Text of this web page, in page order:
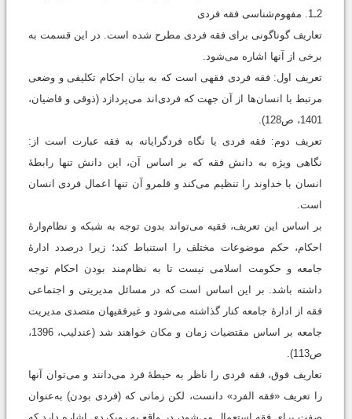
2ـ1. مفهوم‌شناسی فقه فردی
تعاریف گوناگونی برای فقه فردی مطرح شده است. در این قسمت به
برخی از آنها اشاره می‌شود.
تعریف اول: فقه فردی فقهی است که به بیان احکام تکلیفی و وضعی
مرتبط با انسان‌ها از آن ‌جهت که فردی‌اند می‌پردازد (ذوقی و قاضیان،
1401، ص128).
تعریف دوم: فقه فردی یا نگاه فردگرایانه به فقه عبارت است از:
نگاهی ویژه به دانش فقه که بر اساس آن، این دانش تنها رابطۀ
انسان با خداوند را تنظیم می‌کند و قلمرو آن تنها اعمال فردی انسان
است.
بر اساس این تعریف، فقیه می‌تواند بدون توجه به شبکه و نظام‌وارۀ
احکام، حکم موضوعات مختلف را استنباط کند؛ زیرا درصدد ادارۀ
جامعه و حکومت اسلامی نیست تا به نظام‌مند بودن احکام توجه
داشته باشد. بر این اساس است که در مسائل مدیریتی و اجتماعی
فقه از ادارۀ جامعه کنار گذاشته می‌شود و غیرفقیهان متصدی مدیریت
جامعه بر اساس مقتضیات زمان و مکان خواهند شد (عندلیب، 1396،
ص113).
تعاریف فوق، فقه فردی را ناظر به حیطۀ فرد می‌دانند و می‌توان آنها
را تعریف «فقه الفرد» دانست، لکن زمانی‌ که (فردی بودن) به‌عنوان